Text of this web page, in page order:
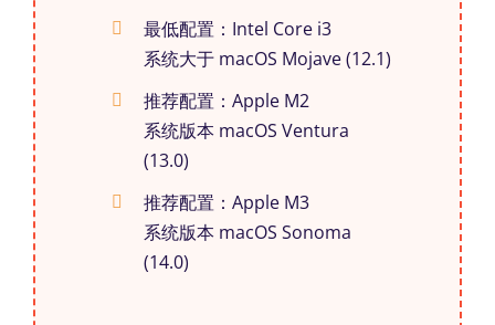
最低配置：Intel Core i3
系统大于 macOS Mojave (12.1)
推荐配置：Apple M2
系统版本 macOS Ventura
(13.0)
推荐配置：Apple M3
系统版本 macOS Sonoma
(14.0)